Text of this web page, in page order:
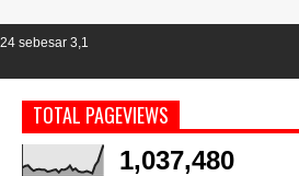
TOTAL PAGEVIEWS
1,037,480